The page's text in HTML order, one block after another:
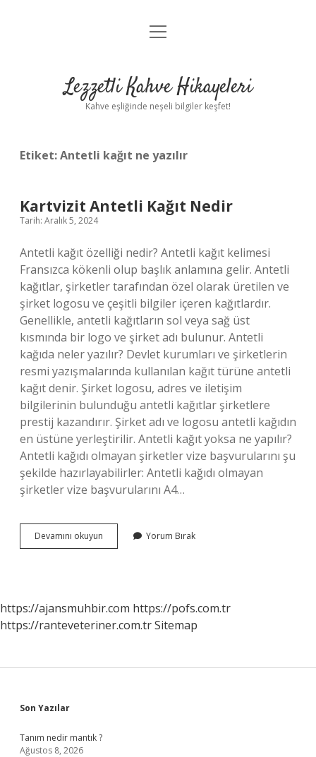
Anasayfa
Yasal Uyarı
menüyü
Lezzetli Kahve Hikayeleri
Kahve eşliğinde neşeli bilgiler keşfet!
Etiket:Antetli kağıt ne yazılır
Kartvizit Antetli Kağıt Nedir
Tarih: Aralık 5, 2024
Antetli kağıt özelliği nedir? Antetli kağıt kelimesi
Fransızca kökenli olup başlık anlamına gelir. Antetli
kağıtlar, şirketler tarafından özel olarak üretilen ve
şirket logosu ve çeşitli bilgiler içeren kağıtlardır.
Genellikle, antetli kağıtların sol veya sağ üst
kısmında bir logo ve şirket adı bulunur. Antetli
kağıda neler yazılır? Devlet kurumları ve şirketlerin
resmi yazışmalarında kullanılan kağıt türüne antetli
kağıt denir. Şirket logosu, adres ve iletişim
bilgilerinin bulunduğu antetli kağıtlar şirketlere
prestij kazandırır. Şirket adı ve logosu antetli kağıdın
en üstüne yerleştirilir. Antetli kağıt yoksa ne yapılır?
Antetli kağıdı olmayan şirketler vize başvurularını şu
şekilde hazırlayabilirler: Antetli kağıdı olmayan
şirketler vize başvurularını A4…
Devamını okuyun Kartvizit
Antetli
Yorum Bırak
https://ajansmuhbir.com https://pofs.com.tr
https://ranteveteriner.com.trSitemap
Sidebar
Son Yazılar
Tanım nedir mantık ?
Ağustos 8, 2026